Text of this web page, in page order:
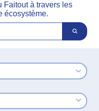
Faitout à travers les
écosystème.